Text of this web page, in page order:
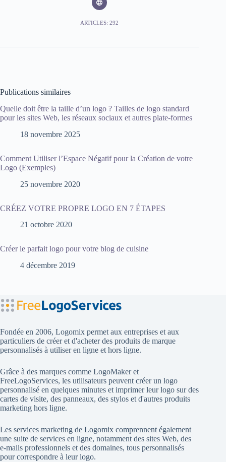
ARTICLES: 292
Publications similaires
Quelle doit être la taille d’un logo ? Tailles de logo standard
pour les sites Web, les réseaux sociaux et autres plate-formes
18 novembre 2025
Comment Utiliser l’Espace Négatif pour la Création de votre
Logo (Exemples)
25 novembre 2020
CRÉEZ VOTRE PROPRE LOGO EN 7 ÉTAPES
21 octobre 2020
Créer le parfait logo pour votre blog de cuisine
4 décembre 2019
Fondée en 2006, Logomix permet aux entreprises et aux
particuliers de créer et d'acheter des produits de marque
personnalisés à utiliser en ligne et hors ligne.
Grâce à des marques comme LogoMakeret
FreeLogoServices, les utilisateurs peuvent créer un logo
personnalisé en quelques minutes et imprimer leur logo sur des
cartes de visite, des panneaux, des stylos et d'autres produits
marketing hors ligne.
Les services marketing de Logomix comprennent également
une suite de services en ligne, notamment des sites Web, des
e-mails professionnels et des domaines, tous personnalisés
pour correspondre à leur logo.